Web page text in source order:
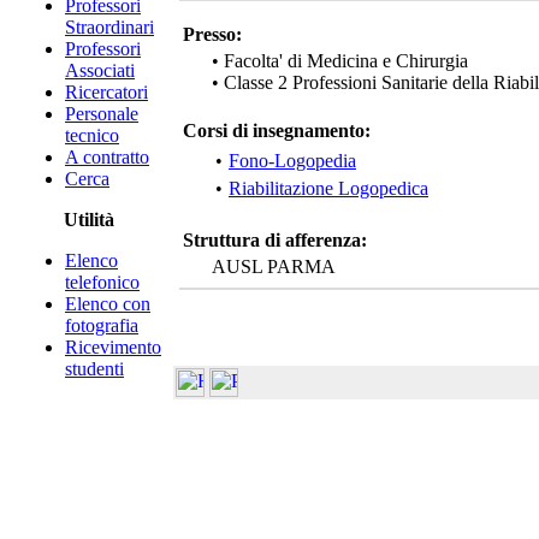
Professori
Straordinari
Professori
Associati
Ricercatori
Personale
tecnico
A contratto
Cerca
Utilità
Elenco
telefonico
Elenco con
fotografia
Ricevimento
studenti
Presso:
• Facolta' di Medicina e Chirurgia
• Classe 2 Professioni Sanitarie della
Corsi di insegnamento:
• Fono-Logopedia
• Riabilitazione Logopedica
Struttura di afferenza:
AUSL PARMA